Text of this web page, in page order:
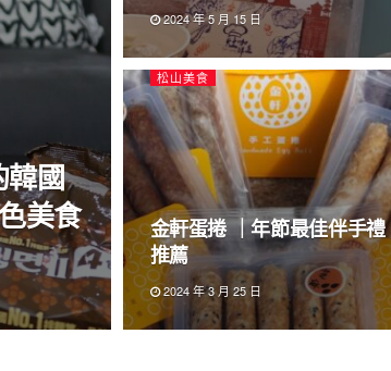
韓國
美食
2024 年 5 月 15 日
松山美食
金軒蛋捲 ｜年節最佳伴手禮
推薦
2024 年 3 月 25 日